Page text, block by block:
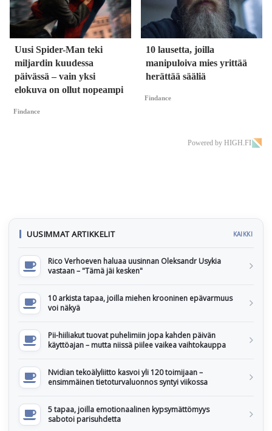
Uusi Spider-Man teki
miljardin kuudessa
päivässä – vain yksi
elokuva on ollut nopeampi
Findance
10 lausetta, joilla
manipuloiva mies yrittää
herättää sääliä
Findance
Powered by HIGH.FI
UUSIMMAT ARTIKKELIT KAIKKI
Rico Verhoeven haluaa uusinnan Oleksandr Usykia
vastaan – "Tämä jäi kesken"
10 arkista tapaa, joilla miehen krooninen epävarmuus
voi näkyä
Pii-hiiliakut tuovat puhelimiin jopa kahden päivän
käyttöajan – mutta niissä piilee vaikea vaihtokauppa
Nvidian tekoälyliitto kasvoi yli 120 toimijaan –
ensimmäinen tietoturvaluonnos syntyi viikossa
5 tapaa, joilla emotionaalinen kypsymättömyys
sabotoi parisuhdetta